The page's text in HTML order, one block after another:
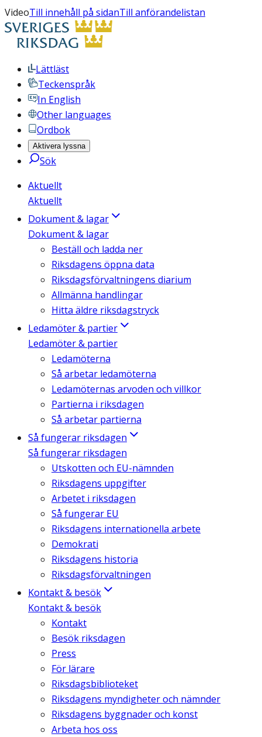
VideoTill innehåll på sidanTill anförandelistan
Lättläst
Teckenspråk
In English
Other languages
Ordbok
Aktivera lyssna
Sök
Aktuellt
Aktuellt
Dokument & lagar
Dokument & lagar
Beställ och ladda ner
Riksdagens öppna data
Riksdagsförvaltningens diarium
Allmänna handlingar
Hitta äldre riksdagstryck
Ledamöter & partier
Ledamöter & partier
Ledamöterna
Så arbetar ledamöterna
Ledamöternas arvoden och villkor
Partierna i riksdagen
Så arbetar partierna
Så fungerar riksdagen
Så fungerar riksdagen
Utskotten och EU-nämnden
Riksdagens uppgifter
Arbetet i riksdagen
Så fungerar EU
Riksdagens internationella arbete
Demokrati
Riksdagens historia
Riksdagsförvaltningen
Kontakt & besök
Kontakt & besök
Kontakt
Besök riksdagen
Press
För lärare
Riksdagsbiblioteket
Riksdagens myndigheter och nämnder
Riksdagens byggnader och konst
Arbeta hos oss